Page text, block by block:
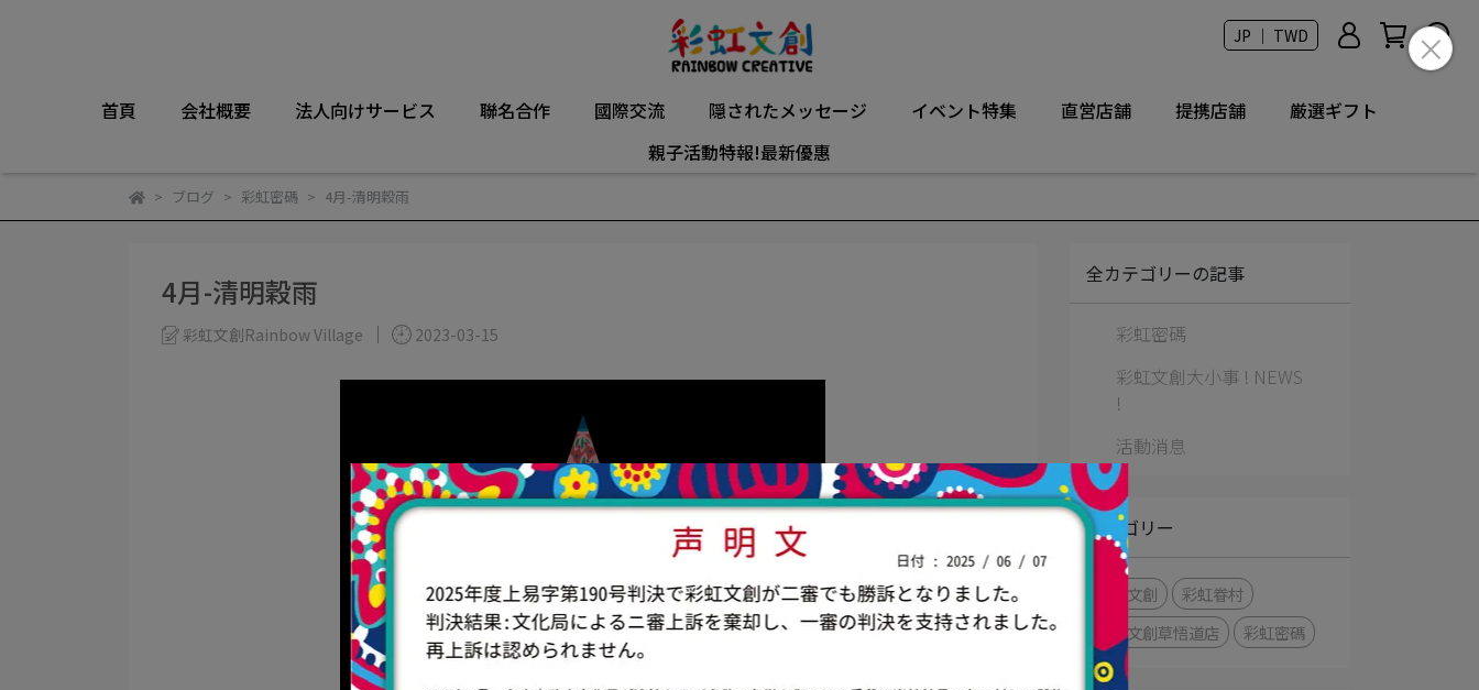
JP ｜ TWD
首頁 会社概要 法人向けサービス 聯名合作 國際交流 隠されたメッセージ イベント特集 直営店舗 提携店舗
厳選ギフト
親子活動特報!最新優惠
ブログ 彩虹密碼 4月-清明穀雨
4月-清明穀雨
彩虹文創Rainbow Village 2023-03-15
全カテゴリーの記事
彩虹密碼
彩虹文創大小事 ! NEWS
!
活動消息
カテゴリー
彩虹文創
彩虹眷村
彩虹文創草悟道店
彩虹密碼